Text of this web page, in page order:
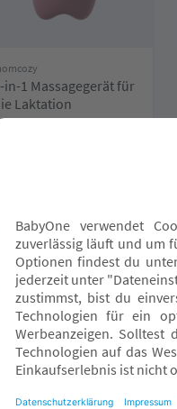
in-1 Massagegerät für
Laktation
und
genannt, ist eine
auch oft als
den man sich unter